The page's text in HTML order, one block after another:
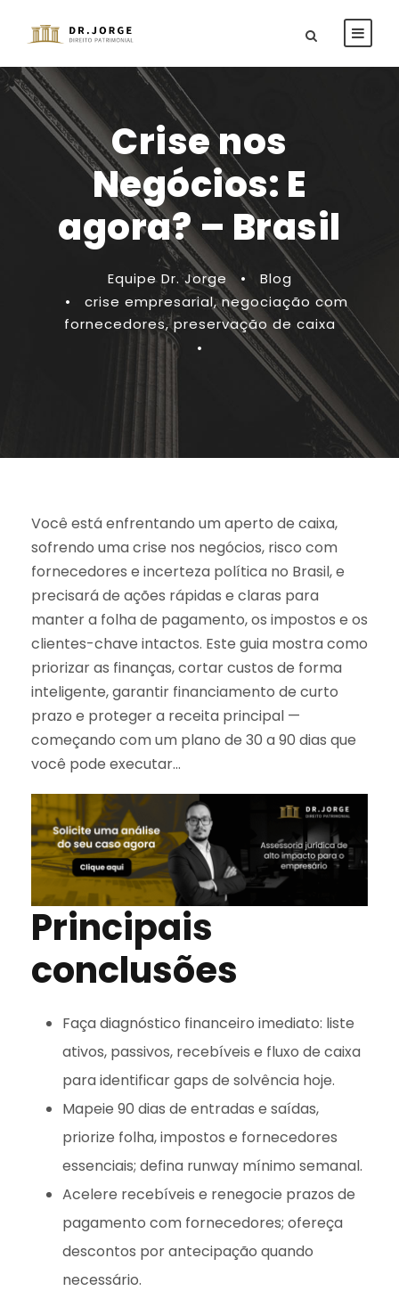
Crise nos
Negócios: E
agora? – Brasil
Equipe Dr. Jorge •
Blog
•
crise empresarial, negociação com
fornecedores, preservação de caixa
•
Você está enfrentando um aperto de caixa,
sofrendo uma crise nos negócios, risco com
fornecedores e incerteza política no Brasil, e
precisará de ações rápidas e claras para
manter a folha de pagamento, os impostos e os
clientes-chave intactos. Este guia mostra como
priorizar as finanças, cortar custos de forma
inteligente, garantir financiamento de curto
prazo e proteger a receita principal —
começando com um plano de 30 a 90 dias que
você pode executar…
Principais
conclusões
Faça diagnóstico financeiro imediato: liste
ativos, passivos, recebíveis e fluxo de caixa
para identificar gaps de solvência hoje.
Mapeie 90 dias de entradas e saídas,
priorize folha, impostos e fornecedores
essenciais; defina runway mínimo semanal.
Acelere recebíveis e renegocie prazos de
pagamento com fornecedores; ofereça
descontos por antecipação quando
necessário.